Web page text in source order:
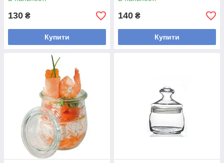
130 ₴
Купити
140 ₴
Купити